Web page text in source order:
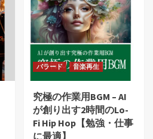
バラード 音楽再生
究極の作業用BGM – AI
が創り出す2時間のLo-
Fi Hip Hop【勉強・仕事
に最適】